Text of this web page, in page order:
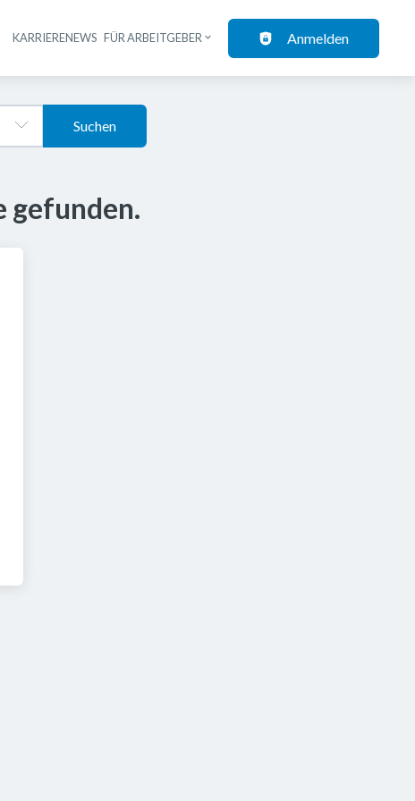
KARRIERENEWS FÜR ARBEITGEBER Anmelden
Suchen
gefunden.